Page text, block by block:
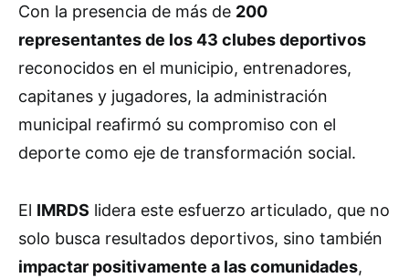
Con la presencia de más de 200
representantes de los 43 clubes deportivos
reconocidos en el municipio, entrenadores,
capitanes y jugadores, la administración
municipal reafirmó su compromiso con el
deporte como eje de transformación social.
El IMRDS lidera este esfuerzo articulado, que no
solo busca resultados deportivos, sino también
impactar positivamente a las comunidades,